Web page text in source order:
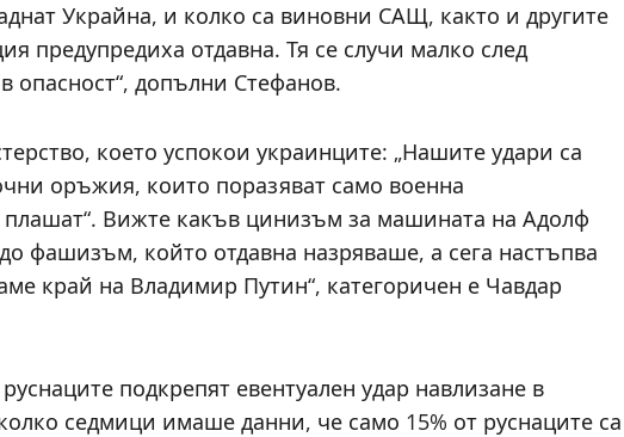
Украйна, и колко са виновни САЩ, както и другите
предупредиха отдавна. Тя се случи малко след
опасност“, допълни Стефанов.
което успокои украинците: „Нашите удари са
оръжия, които поразяват само военна
плашат“. Вижте какъв цинизъм за машината на Адолф
фашизъм, който отдавна назряваше, а сега настъпва
край на Владимир Путин“, категоричен е Чавдар
подкрепят евентуален удар навлизане в
седмици имаше данни, че само 15% от руснаците са